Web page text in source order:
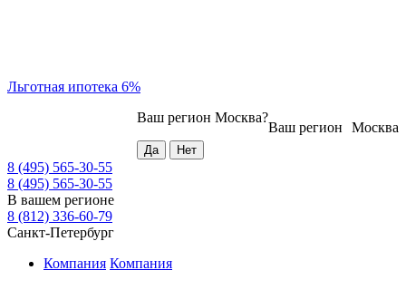
Льготная ипотека 6%
Москва
Ваш регион
Ваш регион Москва?
8 (495) 565-30-55
8 (495) 565-30-55
В вашем регионе
8 (812) 336-60-79
Санкт-Петербург
Компания Компания